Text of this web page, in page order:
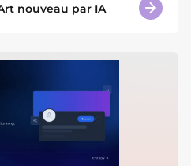
nouveau par IA